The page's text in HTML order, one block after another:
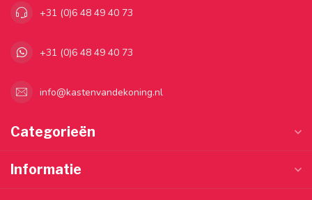
+31 (0)6 48 49 40 73
+31 (0)6 48 49 40 73
info@kastenvandekoning.nl
Categorieën
Informatie